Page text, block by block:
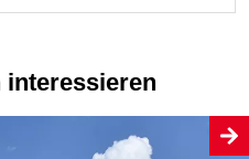
interessieren